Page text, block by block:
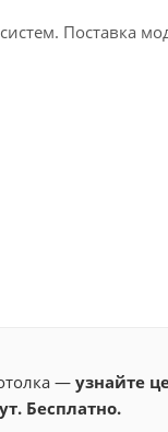
Поставка
—узнайте
Бесплатно.